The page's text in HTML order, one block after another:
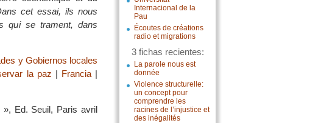
Internacional de la
Pau
Écoutes de créations
radio et migrations
3 fichas recientes:
La parole nous est
donnée
Violence structurelle:
un concept pour
comprendre les
racines de l’injustice et
des inégalités
cet essai, ils nous
qui se trament, dans
y Gobiernos locales
la paz | Francia|
Ed. Seuil, Paris avril